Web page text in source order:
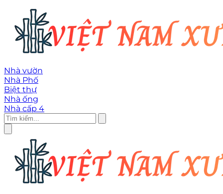
Nhà vườn
Nhà Phố
Biệt thự
Nhà ống
Nhà cấp 4